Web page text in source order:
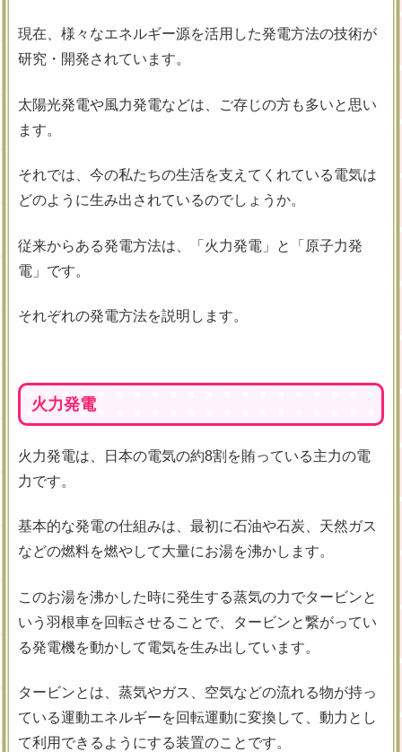
現在、様々なエネルギー源を活用した発電方法の技術が
研究・開発されています。
太陽光発電や風力発電などは、ご存じの方も多いと思い
ます。
それでは、今の私たちの生活を支えてくれている電気は
どのように生み出されているのでしょうか。
従来からある発電方法は、「火力発電」と「原子力発
電」です。
それぞれの発電方法を説明します。
火力発電
火力発電は、日本の電気の約8割を賄っている主力の電
力です。
基本的な発電の仕組みは、最初に石油や石炭、天然ガス
などの燃料を燃やして大量にお湯を沸かします。
このお湯を沸かした時に発生する蒸気の力でタービンと
いう羽根車を回転させることで 、タービンと繋がってい
る発電機を動かして電気を生み出しています。
タービンとは、蒸気やガス、空気などの流れる物が持っ
ている運動エネルギーを回転運動に変換して、動力とし
て利用できるようにする装置のことです。